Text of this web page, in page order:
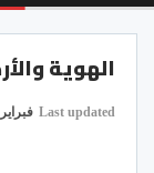
الهوية
Last updated فبراير 16, 2013